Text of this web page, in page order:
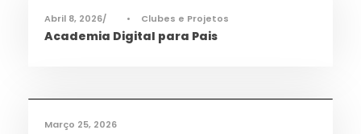
Abril 8, 2026 • Clubes e Projetos
Academia Digital para Pais
Março 25, 2026